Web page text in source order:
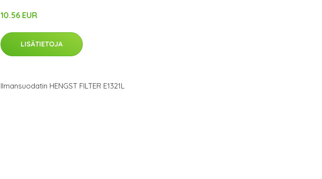
10.56 EUR
LISÄTIETOJA
Ilmansuodatin HENGST FILTER E1321L